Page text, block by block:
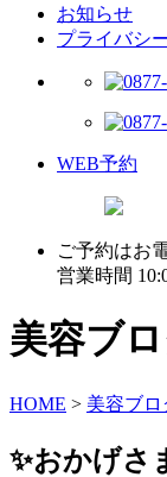
お知らせ
プライバシ
WEB予約
ご予約はお
営業時間
美容ブ
HOME > 美容ブロ
✨おかげさ